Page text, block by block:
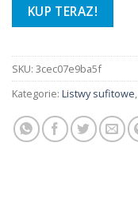
KUP TERAZ!
SKU: 3cec07e9ba5f
Kategorie: Listwy sufitowe,